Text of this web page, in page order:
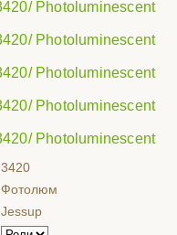
3420
Фотолюм
Jessup